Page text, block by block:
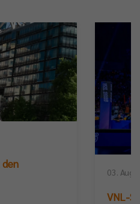
03.
VNL-